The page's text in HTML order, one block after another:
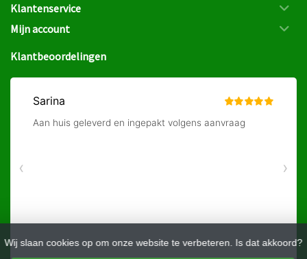
Wij slaan cookies op om onze website te verbeteren. Is dat akkoord?
Klantenservice
Mijn account
Klantbeoordelingen